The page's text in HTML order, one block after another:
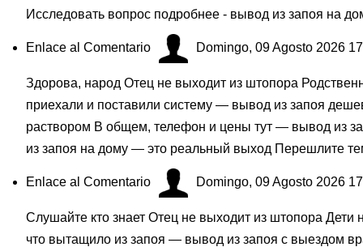
Исследовать вопрос подробнее - вывод из запоя на
Enlace al Comentario Domingo, 09 Agosto 2026
Здорова, народ Отец не выходит из штопора
приехали и поставили систему — вывод из запоя
раствором В общем, телефон и цены тут — вывод из
из запоя на дому — это реальный выход Перешлите
Enlace al Comentario Domingo, 09 Agosto 2026
Слушайте кто знает Отец не выходит из штопора
что вытащило из запоя — вывод из запоя с выездом